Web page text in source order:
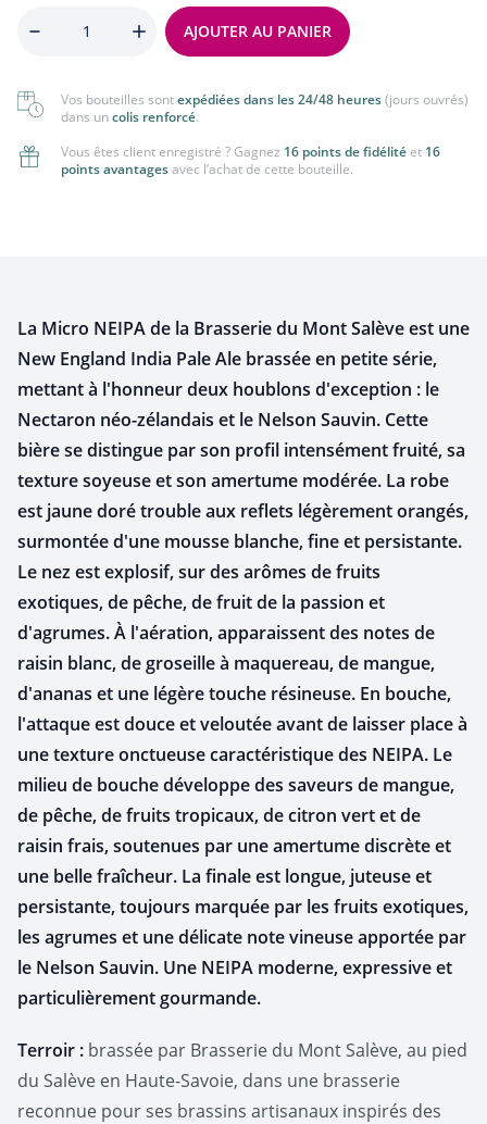
AJOUTER AU PANIER
Vos bouteilles sontexpédiées dans les 24/48 heures(jours ouvrés)
dans uncolis renforcé.
Vous êtes client enregistré ? Gagnez 16 points de fidélité et 16
points avantagesavec l’achat de cette bouteille.
La Micro NEIPA de la Brasserie du Mont Salève est une
New England India Pale Ale brassée en petite série,
mettant à l'honneur deux houblons d'exception : le
Nectaron néo-zélandais et le Nelson Sauvin. Cette
bière se distingue par son profil intensément fruité, sa
texture soyeuse et son amertume modérée. La robe
est jaune doré trouble aux reflets légèrement orangés,
surmontée d'une mousse blanche, fine et persistante.
Le nez est explosif, sur des arômes de fruits
exotiques, de pêche, de fruit de la passion et
d'agrumes. À l'aération, apparaissent des notes de
raisin blanc, de groseille à maquereau, de mangue,
d'ananas et une légère touche résineuse. En bouche,
l'attaque est douce et veloutée avant de laisser place à
une texture onctueuse caractéristique des NEIPA. Le
milieu de bouche développe des saveurs de mangue,
de pêche, de fruits tropicaux, de citron vert et de
raisin frais, soutenues par une amertume discrète et
une belle fraîcheur. La finale est longue, juteuse et
persistante, toujours marquée par les fruits exotiques,
les agrumes et une délicate note vineuse apportée par
le Nelson Sauvin. Une NEIPA moderne, expressive et
particulièrement gourmande.
Terroir : brassée par Brasserie du Mont Salève, au pied
du Salève en Haute-Savoie, dans une brasserie
reconnue pour ses brassins artisanaux inspirés des